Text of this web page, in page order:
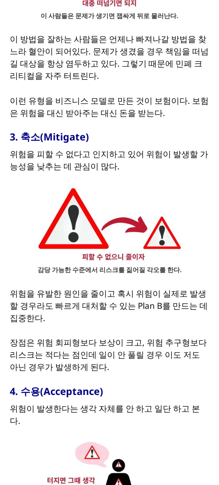
이 사람들은 문제가 생기면 잽싸게 뒤로 물러난다.
이 방법을 잘하는 사람들은 언제나 빠져나갈 방법을 찾
느라 혈안이 되어있다. 문제가 생겼을 경우 책임을 떠넘
길 대상을 항상 염두하고 있다. 그렇기 때문에 민폐 크
리티컬을 자주 터트린다.
이런 유형을 비즈니스 모델로 만든 것이 보험이다. 보험
은 위험을 대신 받아주는 대신 돈을 받는다.
3. 축소(Mitigate)
위험을 피할 수 없다고 인지하고 있어 위험이 발생할 가
능성을 낮추는 데 관심이 많다.
감당 가능한 수준에서 리스크를 짊어질 각오를 한다.
위험을 유발한 원인을 줄이고 혹시 위험이 실제로 발생
할 경우라도 빠르게 대처할 수 있는 Plan B를 만드는 데
집중한다.
장점은 위험 회피형보다 보상이 크고, 위험 추구형보다
리스크는 적다는 점인데 일이 안 풀릴 경우 이도 저도
아닌 경우가 발생하게 된다.
4. 수용(Acceptance)
위험이 발생한다는 생각 자체를 안 하고 일단 하고 본
다.